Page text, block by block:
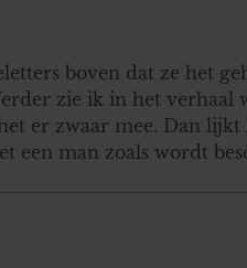
boven dat ze het
zie ik in het verhaal
er zwaar mee. Dan
een man zoals wordt